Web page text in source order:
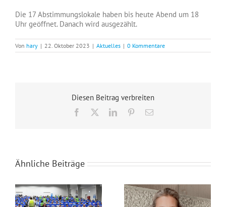
Die 17 Abstimmungslokale haben bis heute Abend um 18
Uhr geöffnet. Danach wird ausgezählt.
Von hary | 22. Oktober 2023 | Aktuelles | 0 Kommentare
Diesen Beitrag verbreiten
Facebook LinkedInPinterest
E-
Ähnliche Beiträge